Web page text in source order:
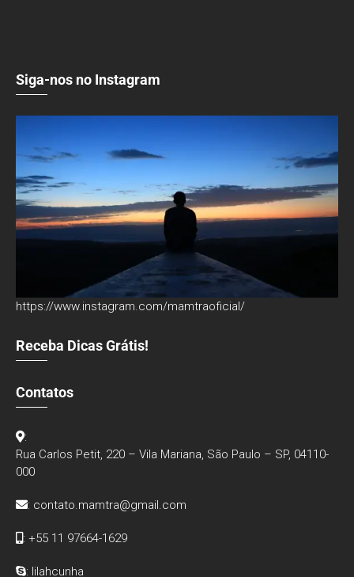
Siga-nos no Instagram
https://www.instagram.com/mamtraoficial/
Receba Dicas Grátis!
Contatos
:
Rua Carlos Petit, 220 – Vila Mariana, São Paulo – SP, 04110-
000
: contato.mamtra@gmail.com
: +55 11 97664-1629
: lilahcunha